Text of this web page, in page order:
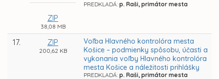
ZIP
38,08 MB
PREDKLADÁ: p. Raši, primátor mesta
17. ZIP
200,62 KB
Voľba Hlavného kontrolóra mesta
Košice – podmienky spôsobu, účasti a
vykonania voľby Hlavného kontrolóra
mesta Košice a náležitosti prihlášky
PREDKLADÁ: p. Raši, primátor mesta